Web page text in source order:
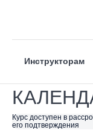
Инструкторам
Курс доступен в
его подтверждения
ФИЛЬТР
ВИД СПОРТА
Я ХОЧУ